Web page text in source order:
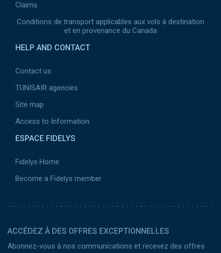
Claims
Conditions de transport applicables aux vols à destination
et en provenance du Canada
HELP AND CONTACT
Contact us
TUNISAIR agencies
Site map
Access to Information
ESPACE FIDELYS
Fidelys Home
Become a Fidelys member
ACCÉDEZ À DES OFFRES EXCEPTIONNELLES
Abonnez-vous à nos communications et recevez des offres